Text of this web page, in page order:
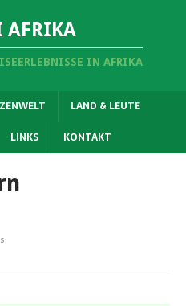
AFRIKA
IN AFRIKA
LAND & LEUTE
LINKS KONTAKT